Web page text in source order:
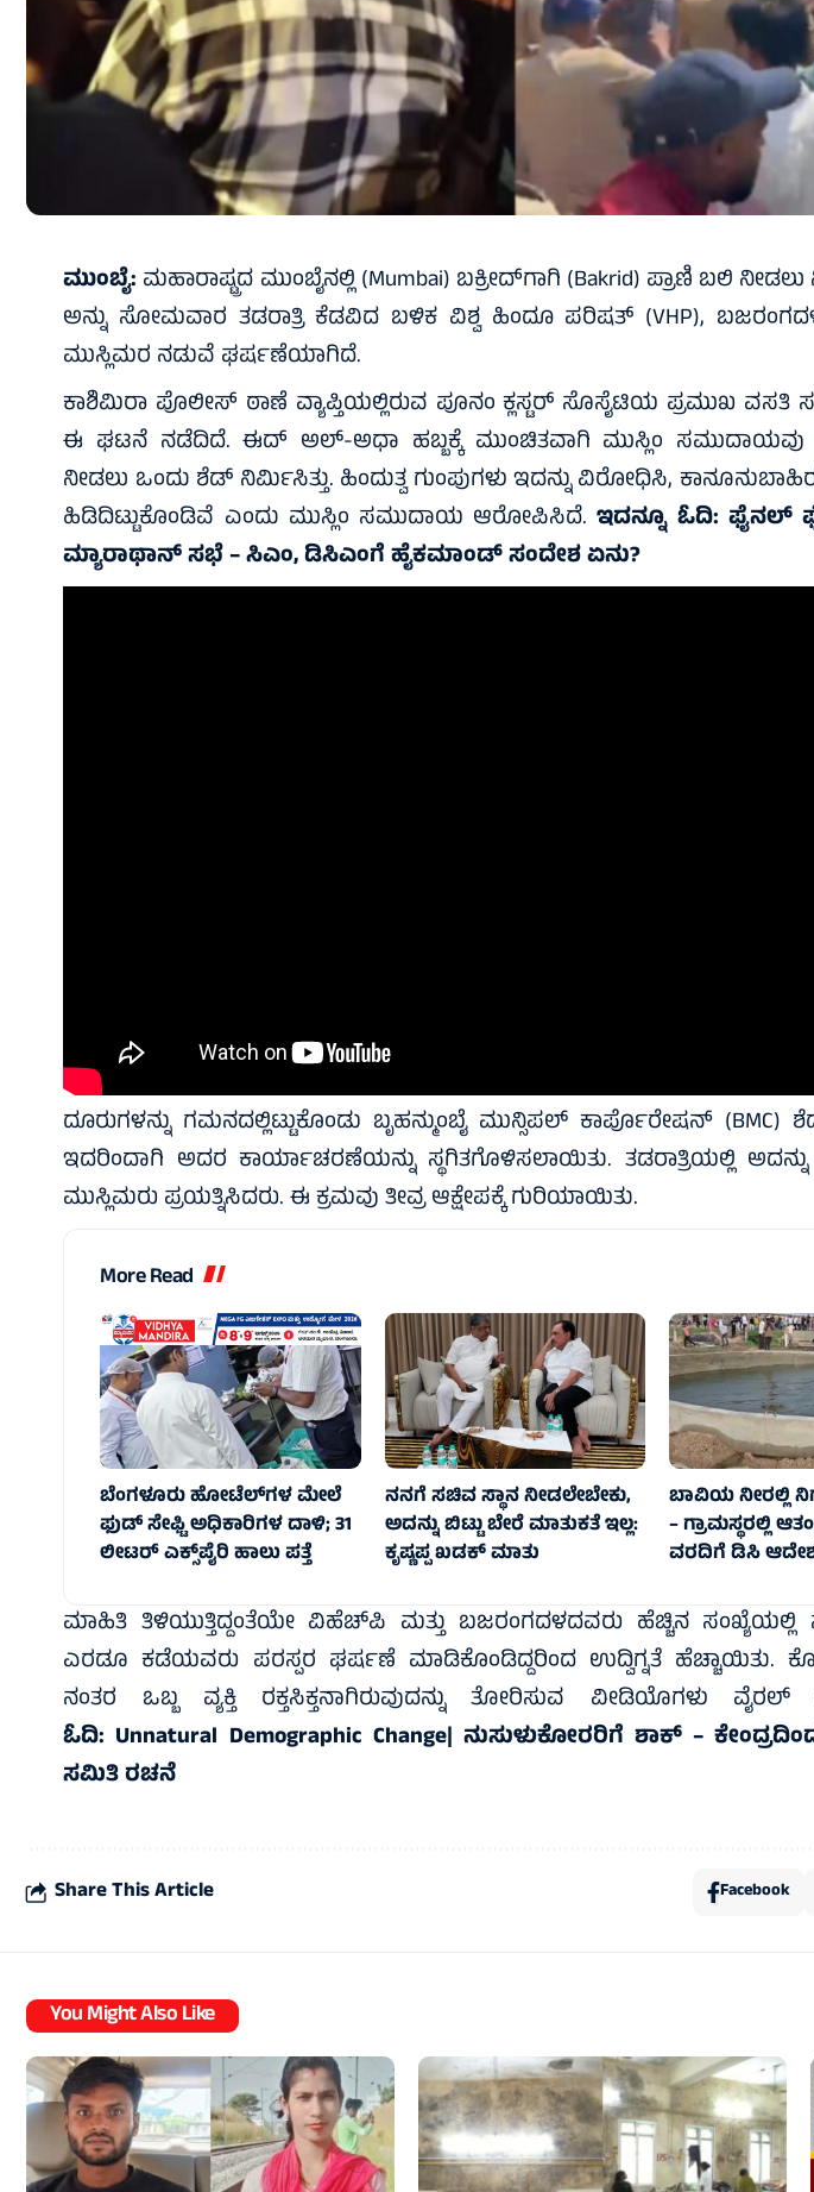
ಮುಂಬೈ: ಮಹಾರಾಷ್ಟ್ರದ ಮುಂಬೈನಲ್ಲಿ (Mumbai) ಬಕ್ರೀದ್‌ಗಾಗಿ (Bakrid) ಪ್ರಾಣಿ ಬಲಿ
ಅನ್ನು ಸೋಮವಾರ ತಡರಾತ್ರಿ ಕೆಡವಿದ ಬಳಿಕ ವಿಶ್ವ ಹಿಂದೂ ಪರಿಷತ್ (VHP),
ಮುಸ್ಲಿಮರ ನಡುವೆ ಘರ್ಷಣೆಯಾಗಿದೆ.
ಕಾಶಿಮಿರಾ ಪೊಲೀಸ್ ಠಾಣೆ ವ್ಯಾಪ್ತಿಯಲ್ಲಿರುವ ಪೂನಂ ಕ್ಲಸ್ಟರ್ ಸೊಸೈಟಿಯ ಪ್ರಮುಖ ವಸತಿ
ಈ ಘಟನೆ ನಡೆದಿದೆ. ಈದ್ ಅಲ್-ಅಧಾ ಹಬ್ಬಕ್ಕೆ ಮುಂಚಿತವಾಗಿ ಮುಸ್ಲಿಂ ಸಮುದಾಯವು
ನೀಡಲು ಒಂದು ಶೆಡ್ ನಿರ್ಮಿಸಿತ್ತು. ಹಿಂದುತ್ವ ಗುಂಪುಗಳು ಇದನ್ನು ವಿರೋಧಿಸಿ,
ಹಿಡಿದಿಟ್ಟುಕೊಂಡಿವೆ ಎಂದು ಮುಸ್ಲಿಂ ಸಮುದಾಯ ಆರೋಪಿಸಿದೆ.ಇದನ್ನೂ ಓದಿ: ಫೈನಲ್‌
ಮ್ಯಾರಾಥಾನ್ ಸಭೆ – ಸಿಎಂ, ಡಿಸಿಎಂಗೆ ಹೈಕಮಾಂಡ್‌ ಸಂದೇಶ ಏನು?
ದೂರುಗಳನ್ನು ಗಮನದಲ್ಲಿಟ್ಟುಕೊಂಡು ಬೃಹನ್ಮುಂಬೈ ಮುನ್ಸಿಪಲ್ ಕಾರ್ಪೊರೇಷನ್ (BMC)
ಇದರಿಂದಾಗಿ ಅದರ ಕಾರ್ಯಾಚರಣೆಯನ್ನು ಸ್ಥಗಿತಗೊಳಿಸಲಾಯಿತು. ತಡರಾತ್ರಿಯಲ್ಲಿ
ಮುಸ್ಲಿಮರು ಪ್ರಯತ್ನಿಸಿದರು. ಈ ಕ್ರಮವು ತೀವ್ರ ಆಕ್ಷೇಪಕ್ಕೆ ಗುರಿಯಾಯಿತು.
More Read
ಬೆಂಗಳೂರು ಹೋಟೆಲ್‌ಗಳ ಮೇಲೆ
ಫುಡ್ ಸೇಫ್ಟಿ ಅಧಿಕಾರಿಗಳ ದಾಳಿ; 31
ಲೀಟರ್ ಎಕ್ಸ್‌ಪೈರಿ ಹಾಲು ಪತ್ತೆ
ನನಗೆ ಸಚಿವ ಸ್ಥಾನ ನೀಡಲೇಬೇಕು,
ಅದನ್ನು ಬಿಟ್ಟು ಬೇರೆ ಮಾತುಕತೆ ಇಲ್ಲ:
ಕೃಷ್ಣಪ್ಪ ಖಡಕ್‌ ಮಾತು
ಬಾವಿಯ ನೀರಲ್ಲಿ
– ಗ್ರಾಮಸ್ಥರಲ್ಲಿ
ವರದಿಗೆ ಡಿಸಿ
ಮಾಹಿತಿ ತಿಳಿಯುತ್ತಿದ್ದಂತೆಯೇ ವಿಹೆಚ್‌ಪಿ ಮತ್ತು ಬಜರಂಗದಳದವರು ಹೆಚ್ಚಿನ ಸಂಖ್ಯೆಯಲ್ಲಿ
ಎರಡೂ ಕಡೆಯವರು ಪರಸ್ಪರ ಘರ್ಷಣೆ ಮಾಡಿಕೊಂಡಿದ್ದರಿಂದ ಉದ್ವಿಗ್ನತೆ
ನಂತರ ಒಬ್ಬ ವ್ಯಕ್ತಿ ರಕ್ತಸಿಕ್ತನಾಗಿರುವುದನ್ನು ತೋರಿಸುವ ವೀಡಿಯೊಗಳು
ಓದಿ: Unnatural Demographic Change| ನುಸುಳುಕೋರರಿಗೆ ಶಾಕ್ –
ಸಮಿತಿ ರಚನೆ
Share This Article Facebook
You Might Also Like